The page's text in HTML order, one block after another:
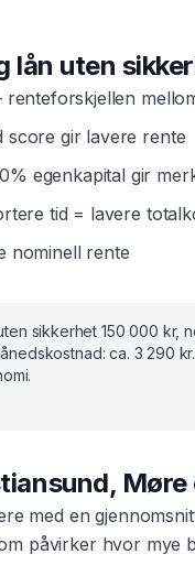
lån uten
gir lavere rente
egenkapital gir
tid = lavere
rente
sikkerhet 150 000 kr,
ca. 3 290 kr
, Møre
med en
påvirker hvor mye